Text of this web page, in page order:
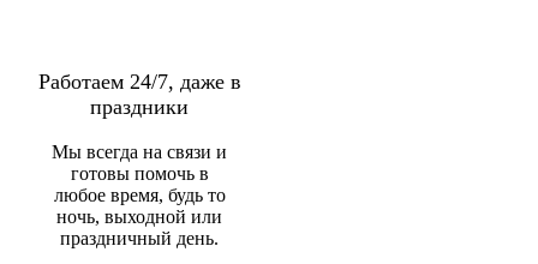
Работаем 24/7, даже в
праздники
Мы всегда на связи и
готовы помочь в
любое время, будь то
ночь, выходной или
праздничный день.